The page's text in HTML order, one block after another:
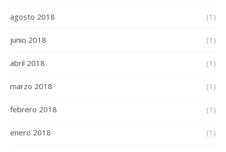
agosto 2018 (1)
junio 2018 (1)
abril 2018 (1)
marzo 2018 (1)
febrero 2018 (1)
enero 2018 (1)